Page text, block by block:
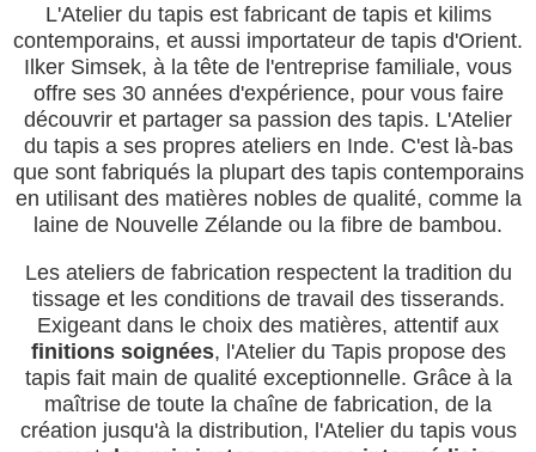
L'Atelier du tapis est fabricant de tapis et kilims
contemporains, et aussi importateur de tapis d'Orient.
Ilker Simsek, à la tête de l'entreprise familiale, vous
offre ses 30 années d'expérience, pour vous faire
découvrir et partager sa passion des tapis. L'Atelier
du tapis a ses propres ateliers en Inde. C'est là-bas
que sont fabriqués la plupart des tapis contemporains
en utilisant des matières nobles de qualité, comme la
laine de Nouvelle Zélande ou la fibre de bambou.
Les ateliers de fabrication respectent la tradition du
tissage et les conditions de travail des tisserands.
Exigeant dans le choix des matières, attentif aux
finitions soignées, l'Atelier du Tapis propose des
tapis fait main de qualité exceptionnelle. Grâce à la
maîtrise de toute la chaîne de fabrication, de la
création jusqu'à la distribution, l'Atelier du tapis vous